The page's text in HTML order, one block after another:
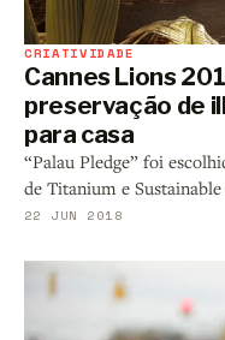
CRIATIVIDADE
Cannes Lions
preservação de
para casa
“Palau Pledge” foi
de Titanium e
22 JUN 2018